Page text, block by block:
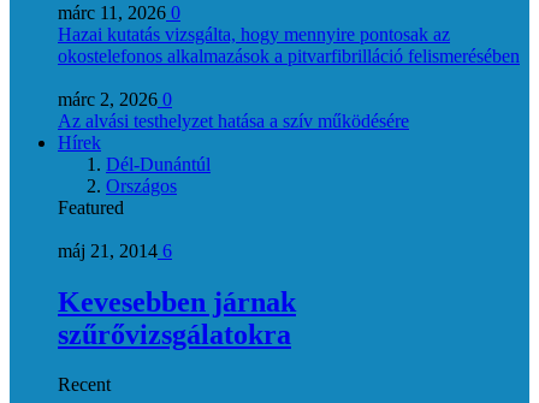
márc 11, 2026 0
Hazai kutatás vizsgálta, hogy mennyire pontosak az
okostelefonos alkalmazások a pitvarfibrilláció felismerésében
márc 2, 2026 0
Az alvási testhelyzet hatása a szív működésére
Hírek
Dél-Dunántúl
Országos
Featured
máj 21, 2014 6
Kevesebben járnak
szűrővizsgálatokra
Recent